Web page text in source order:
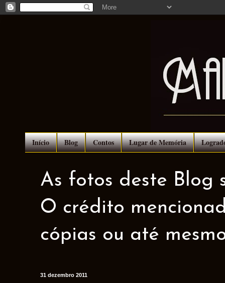
Início Blog Contos Lugar de Memória
As fotos deste Blog
O crédito
cópias ou até
31 dezembro 2011